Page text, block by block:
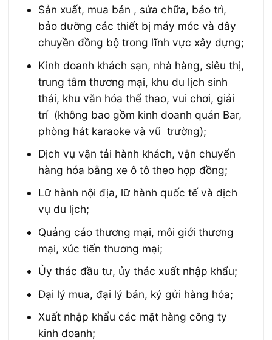
Sản xuất, mua bán , sửa chữa, bảo trì,
bảo dưỡng các thiết bị máy móc và dây
chuyền đồng bộ trong lĩnh vực xây dựng;
Kinh doanh khách sạn, nhà hàng, siêu thị,
trung tâm thương mại, khu du lịch sinh
thái, khu văn hóa thể thao, vui chơi, giải
trí (không bao gồm kinh doanh quán Bar,
phòng hát karaoke và vũ trường);
Dịch vụ vận tải hành khách, vận chuyển
hàng hóa bằng xe ô tô theo hợp đồng;
Lữ hành nội địa, lữ hành quốc tế và dịch
vụ du lịch;
Quảng cáo thương mại, môi giới thương
mại, xúc tiến thương mại;
Ủy thác đầu tư, ủy thác xuất nhập khẩu;
Đại lý mua, đại lý bán, ký gửi hàng hóa;
Xuất nhập khẩu các mặt hàng công ty
kinh doanh;